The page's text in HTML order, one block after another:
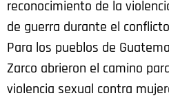
reconocimiento de la
de guerra durante el
Para los pueblos de
Zarco abrieron el camino
violencia sexual contra